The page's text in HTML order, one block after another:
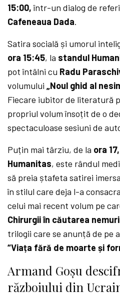
15:00,într-un dialog de
Cafeneaua Dada.
Satira socială și umorul
ora 15:45, la standul
pot întâlni cu Radu
volumului„Noul ghid al
Fiecare iubitor de literatură
propriul volum însoțit de o
spectaculoase sesiuni de
Puțin mai târziu, de la ora 17,
Humanitas, este rândul
să preia ștafeta satirei
în stilul care deja l-a
celui mai recent volum pe
Chirurgii în căutarea
trilogii care se anunță de pe
“Viața fără de moarte și
Armand Goșu
războiului din